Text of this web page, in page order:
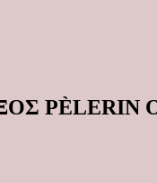
PÈLERIN